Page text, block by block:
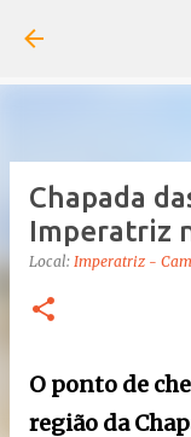
Chapada
Imperatriz
Local: Imperatriz -
O ponto de
região da